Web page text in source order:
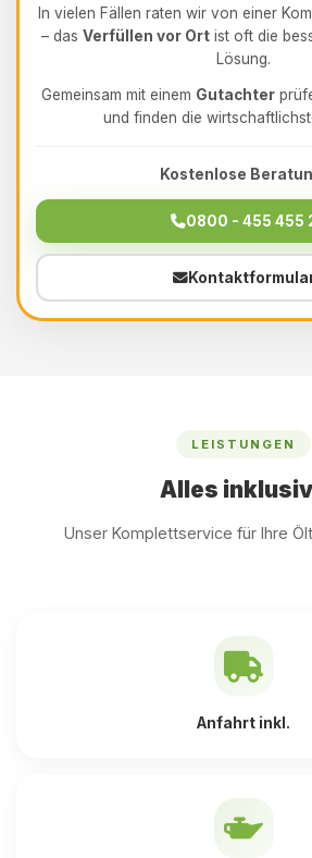
In vielen Fällen raten wir von einer
– das Verfüllen vor Ort ist oft die
Lösung.
Gemeinsam mit einem Gutachter
und finden die
Kostenlose
0800 - 455 455
LEISTUNGEN
Alles
Unser Komplettservice für Ihre
Anfahrt inkl.